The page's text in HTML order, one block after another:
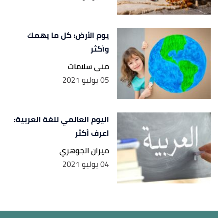
يوم الأرض: كل ما يهمك
وأكثر
منى سلامات
05 يوليو 2021
اليوم العالمي للغة العربية:
اعرف أكثر
ميران الجوهري
04 يوليو 2021